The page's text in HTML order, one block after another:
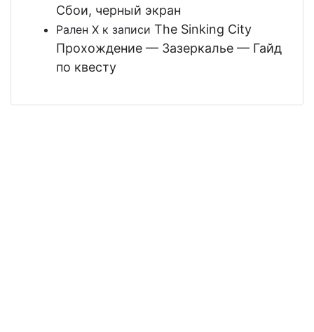
Сбои, черный экран
Рален Х к записи The Sinking City
Прохождение — Зазеркалье — Гайд
по квесту